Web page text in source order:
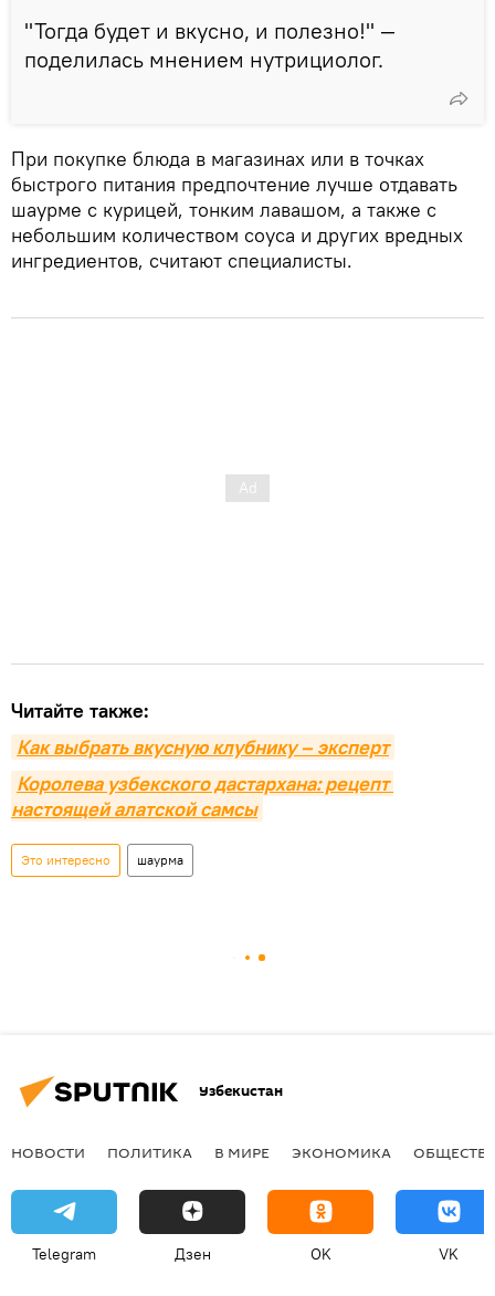
"Тогда будет и вкусно, и полезно!" —
поделилась мнением нутрициолог.
При покупке блюда в магазинах или в точках
быстрого питания предпочтение лучше отдавать
шаурме с курицей, тонким лавашом, а также с
небольшим количеством соуса и других вредных
ингредиентов, считают специалисты.
Читайте также:
Как выбрать вкусную клубнику – эксперт
Королева узбекского дастархана: рецепт
настоящей алатской самсы
Это интересно шаурма
Узбекистан
НОВОСТИ ПОЛИТИКА В МИРЕ ЭКОНОМИКА
Telegram Дзен OK VK